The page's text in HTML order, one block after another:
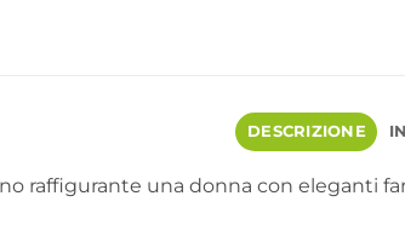
DESCRIZIONE
raffigurante una donna con eleganti